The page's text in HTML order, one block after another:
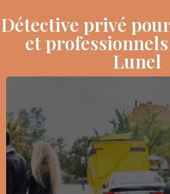
Détective privé
et
Lunel